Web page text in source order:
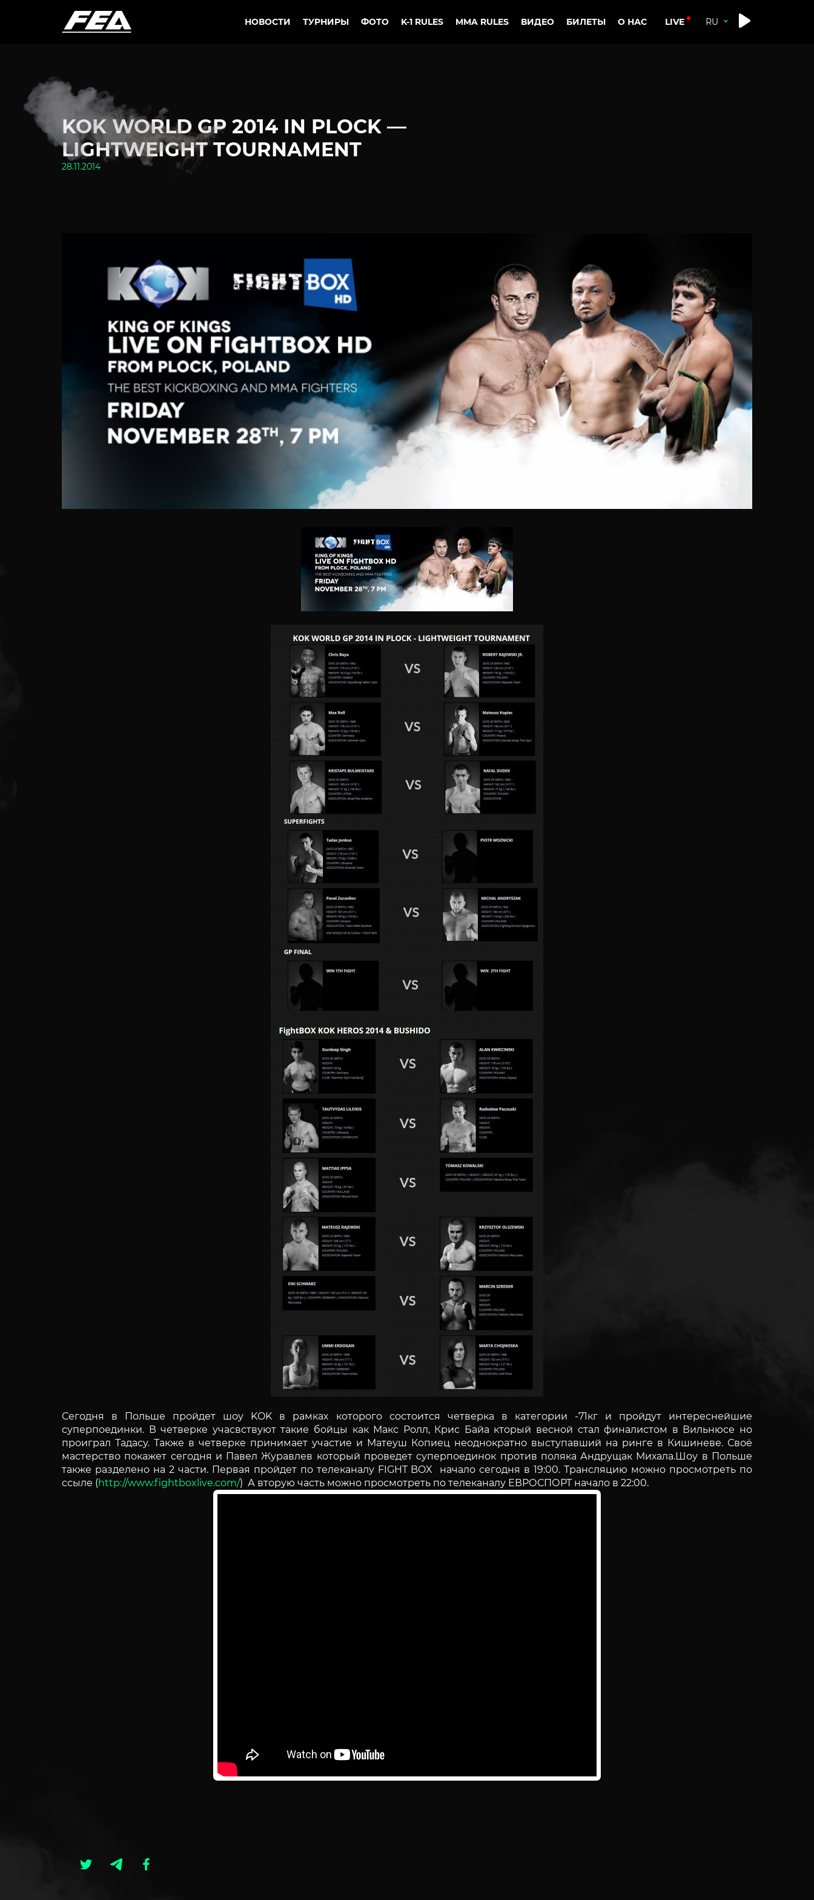
НОВОСТИ ТУРНИРЫ ФОТО K-1 RULES MMA RULES ВИДЕО БИЛЕТЫ О НАС LIVE
KOK WORLD GP 2014 IN PLOCK —
LIGHTWEIGHT TOURNAMENT
28.11.2014
Сегодня в Польше пройдет шоу KOK в рамках которого состоится четверка в категории -71кг и пройдут интереснейшие
суперпоединки. В четверке учасвствуют такие бойцы как Макс Ролл, Крис Байа кторый весной стал финалистом в Вильнюсе но
проиграл Тадасу. Также в четверке принимает участие и Матеуш Копиец неоднократно выступавший на ринге в Кишиневе. Своё
мастерство покажет сегодня и Павел Журавлев который проведет суперпоединок против поляка Андрущак Михала.Шоу в Польше
также разделено на 2 части. Первая пройдет по телеканалу FIGHT BOX начало сегодня в 19:00. Трансляцию можно просмотреть по
ссыле (http://www.fightboxlive.com/) А вторую часть можно просмотреть по телеканалу ЕВРОСПОРТ начало в 22:00.